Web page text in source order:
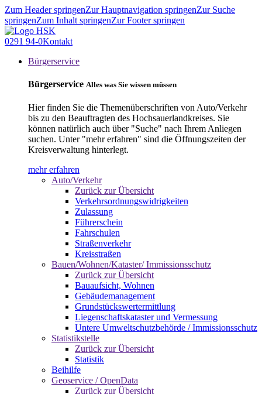
Zum Header springenZur Hauptnavigation springenZur Suche
springenZum Inhalt springenZur Footer springen
0291 94-0Kontakt
Bürgerservice
Bürgerservice Alles was Sie wissen müssen
Hier finden Sie die Themenüberschriften von Auto/Verkehr
bis zu den Beauftragten des Hochsauerlandkreises. Sie
können natürlich auch über "Suche" nach Ihrem Anliegen
suchen. Unter "mehr erfahren" sind die Öffnungszeiten der
Kreisverwaltung hinterlegt.
mehr erfahren
Auto/Verkehr
Zurück zur Übersicht
Verkehrsordnungswidrigkeiten
Zulassung
Führerschein
Fahrschulen
Straßenverkehr
Kreisstraßen
Bauen/Wohnen/Kataster/ Immissionsschutz
Zurück zur Übersicht
Bauaufsicht, Wohnen
Gebäudemanagement
Grundstückswertermittlung
Liegenschaftskataster und Vermessung
Untere Umweltschutzbehörde / Immissionsschutz
Statistikstelle
Zurück zur Übersicht
Statistik
Beihilfe
Geoservice / OpenData
Zurück zur Übersicht